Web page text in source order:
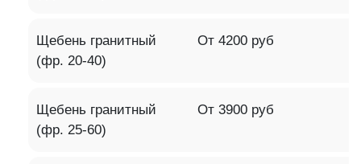
Щебень гранитный
(фр. 20-40)
От 4200 руб
Щебень гранитный
(фр. 25-60)
От 3900 руб